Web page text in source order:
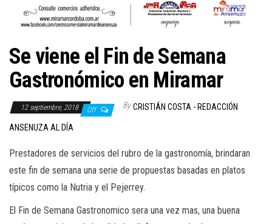
Se viene el Fin de Semana
Gastronómico en Miramar
12 septiembre, 2018 Off By CRISTIÁN COSTA - REDACCIÓN
ANSENUZA AL DÍA
Prestadores de servicios del rubro de la gastronomía, brindaran
este fin de semana una serie de propuestas basadas en platos
típicos como la Nutria y el Pejerrey.
El Fin de Semana Gastronomico sera una vez mas, una buena